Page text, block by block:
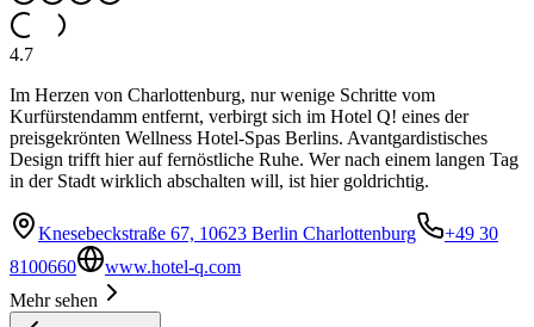
4.7
Im Herzen von Charlottenburg, nur wenige Schritte vom
Kurfürstendamm entfernt, verbirgt sich im Hotel Q! eines der
preisgekrönten Wellness Hotel-Spas Berlins. Avantgardistisches
Design trifft hier auf fernöstliche Ruhe. Wer nach einem langen Tag
in der Stadt wirklich abschalten will, ist hier goldrichtig.
Knesebeckstraße 67, 10623 Berlin Charlottenburg
+49 30
8100660
www.hotel-q.com
Mehr sehen